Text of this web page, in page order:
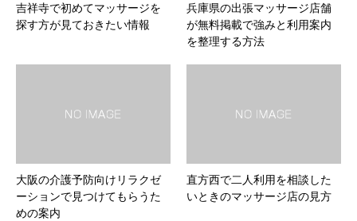
吉祥寺で初めてマッサージを
探す方が見ておきたい情報
兵庫県の出張マッサージ店舗
が無料掲載で強みと利用案内
を整理する方法
大阪の介護予防向けリラクゼ
ーションで見つけてもらうた
めの案内
直方西で二人利用を相談した
いときのマッサージ店の見方